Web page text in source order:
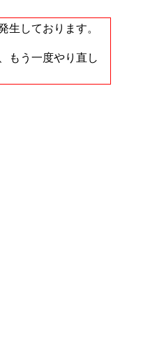
生しております。
もう一度やり直し